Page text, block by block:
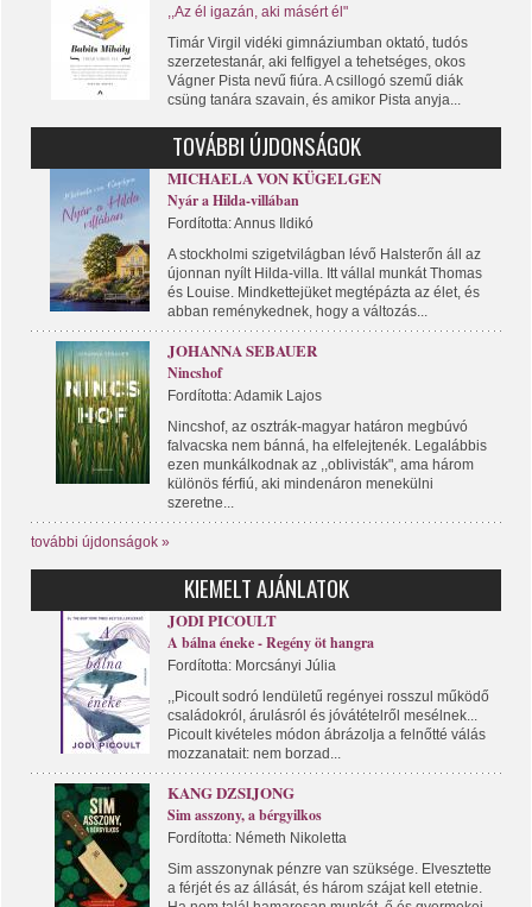
,,Az él igazán, aki másért él"
Timár Virgil vidéki gimnáziumban oktató, tudós
szerzetestanár, aki felfigyel a tehetséges, okos
Vágner Pista nevű fiúra. A csillogó szemű diák
csüng tanára szavain, és amikor Pista anyja...
TOVÁBBI ÚJDONSÁGOK
MICHAELA VON KÜGELGEN
Nyár a Hilda-villában
Fordította: Annus Ildikó
A stockholmi szigetvilágban lévő Halsterőn áll az
újonnan nyílt Hilda-villa. Itt vállal munkát Thomas
és Louise. Mindkettejüket megtépázta az élet, és
abban reménykednek, hogy a változás...
JOHANNA SEBAUER
Nincshof
Fordította: Adamik Lajos
Nincshof, az osztrák-magyar határon megbúvó
falvacska nem bánná, ha elfelejtenék. Legalábbis
ezen munkálkodnak az ,,oblivisták", ama három
különös férfiú, aki mindenáron menekülni
szeretne...
további újdonságok »
KIEMELT AJÁNLATOK
JODI PICOULT
A bálna éneke - Regény öt hangra
Fordította: Morcsányi Júlia
,,Picoult sodró lendületű regényei rosszul működő
családokról, árulásról és jóvátételről mesélnek...
Picoult kivételes módon ábrázolja a felnőtté válás
mozzanatait: nem borzad...
KANG DZSIJONG
Sim asszony, a bérgyilkos
Fordította: Németh Nikoletta
Sim asszonynak pénzre van szüksége. Elvesztette
a férjét és az állását, és három szájat kell etetnie.